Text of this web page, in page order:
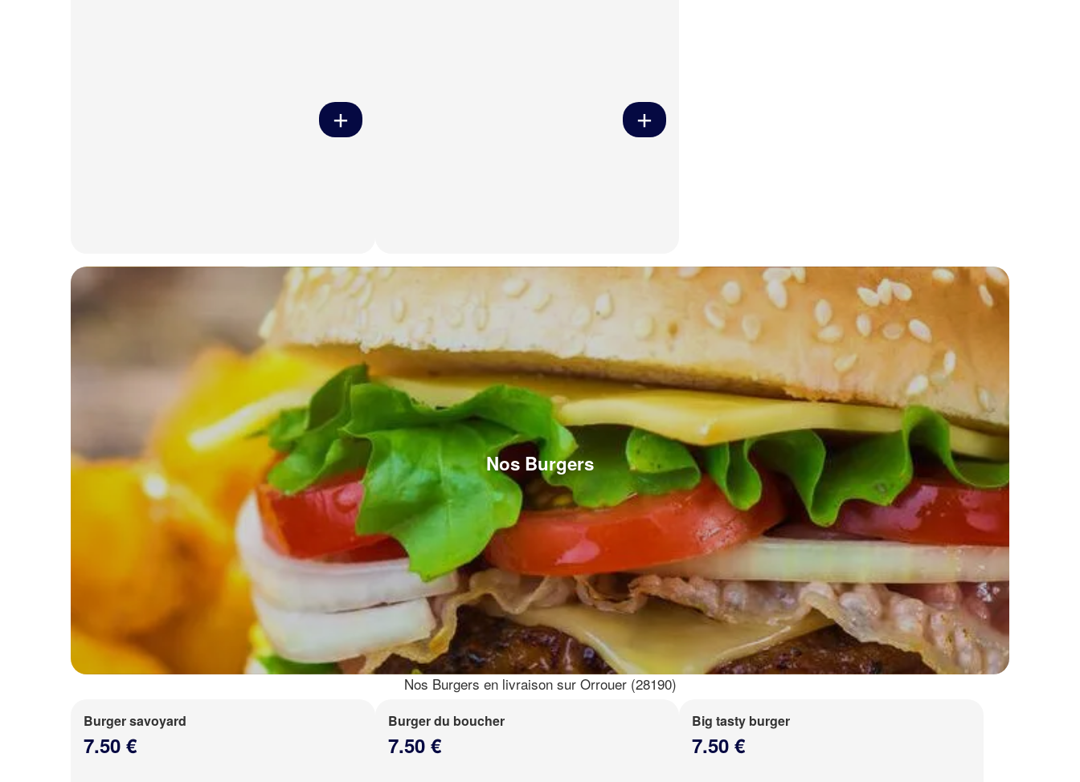
Nos Burgers
Nos Burgers en livraison sur Orrouer (28190)
Burger savoyard
7.50 €
Burger du boucher
7.50 €
Big tasty burger
7.50 €